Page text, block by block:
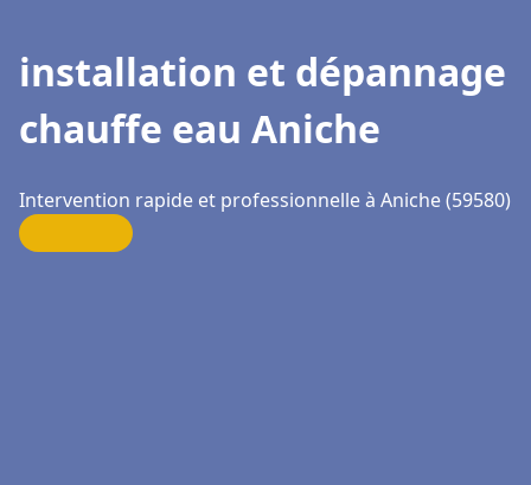
installation et dépannage
chauffe eau Aniche
Intervention rapide et professionnelle à Aniche (59580)